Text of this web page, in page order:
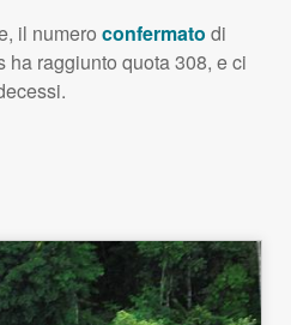
il numero confermato di
raggiunto quota 308, e ci